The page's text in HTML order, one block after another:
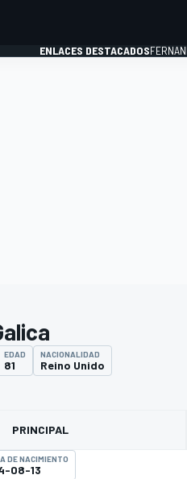
ENLACES DESTACADOS
EDAD
81
NACIONALIDAD
Reino Unido
PRINCIPAL
DE NACIMIENTO
08-13